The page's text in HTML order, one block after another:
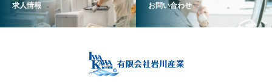
求人情報 お問い合わせ